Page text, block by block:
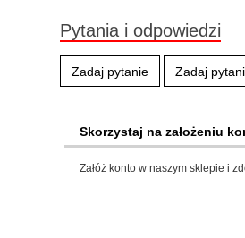
Pytania i odpowiedzi
Zadaj pytanie Zadaj
Skorzystaj na założeniu
Załóż konto w naszym sklepie i